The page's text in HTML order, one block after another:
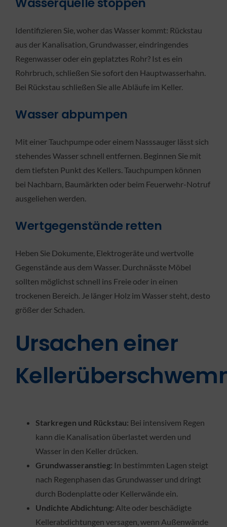
Identifizieren Sie, woher das Wasser kommt: Rückstau
aus der Kanalisation, Grundwasser, eindringendes
Regenwasser oder ein geplatztes Rohr? Ist es ein
Rohrbruch, schließen Sie sofort den Hauptwasserhahn.
Bei Rückstau schließen Sie alle Abläufe im Keller.
Wasser abpumpen
Mit einer Tauchpumpe oder einem Nasssauger lässt sich
stehendes Wasser schnell entfernen. Beginnen Sie mit
dem tiefsten Punkt des Kellers. Tauchpumpen können
bei Nachbarn, Baumärkten oder beim Feuerwehr-Notruf
ausgeliehen werden.
Wertgegenstände retten
Heben Sie Dokumente, Elektrogeräte und wertvolle
Gegenstände aus dem Wasser. Durchnässte Möbel
sollten möglichst schnell ins Freie oder in einen
trockenen Bereich. Je länger Holz im Wasser steht, desto
größer der Schaden.
Ursachen einer
Starkregen und Rückstau: Bei intensivem Regen
kann die Kanalisation überlastet werden und
Wasser in den Keller drücken.
Grundwasseranstieg: In bestimmten Lagen steigt
nach Regenphasen das Grundwasser und dringt
durch Bodenplatte oder Kellerwände ein.
Undichte Abdichtung: Alte oder beschädigte
Kellerabdichtungen versagen, wenn Außenwände